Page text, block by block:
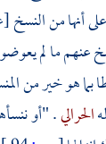
أنها من النسخ
ما لم
هو خير من
الحرالي. "أو